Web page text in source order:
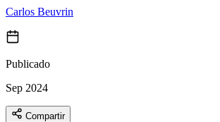
Carlos Beuvrin
Publicado
Sep 2024
Compartir